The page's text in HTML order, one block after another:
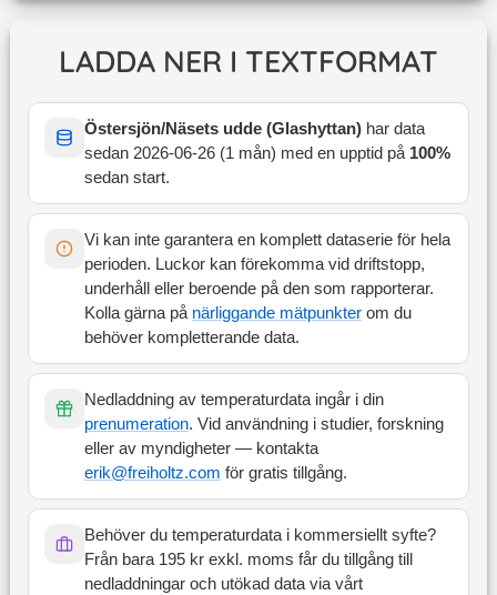
LADDA NER I TEXTFORMAT
Östersjön/Näsets udde (Glashyttan)har data
sedan 2026-06-26(1 mån) med en upptid på 100%
sedan start.
Vi kan inte garantera en komplett dataserie för hela
perioden. Luckor kan förekomma vid driftstopp,
underhåll eller beroende på den som rapporterar.
Kolla gärna på närliggande mätpunkterom du
behöver kompletterande data.
Nedladdning av temperaturdata ingår i din
prenumeration. Vid användning i studier, forskning
eller av myndigheter — kontakta
erik@freiholtz.com för gratis tillgång.
Behöver du temperaturdata i kommersiellt syfte?
Från bara 195 kr exkl. moms får du tillgång till
nedladdningar och utökad data via vårt